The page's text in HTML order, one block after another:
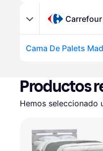
Carrefour
Cama De Palets
Productos
Hemos seleccionado